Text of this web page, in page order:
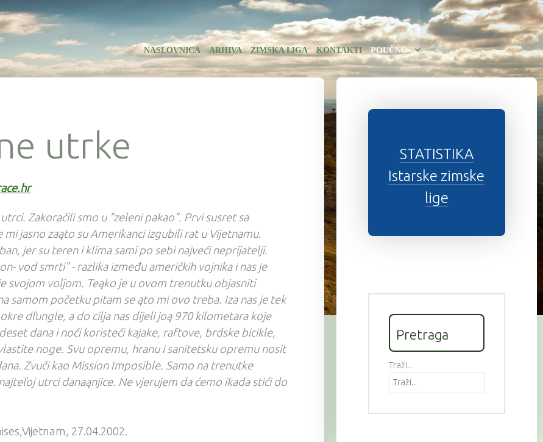
NASLOVNICA ARHIVA ZIMSKA LIGA KONTAKTI POUČNO
utrke
Zakoračili smo u "zeleni pakao". Prvi susret sa
jasno zaąto su Amerikanci izgubili rat u Vijetnamu.
jer su teren i klima sami po sebi najveći neprijatelji.
vod smrti" - razlika između američkih vojnika i nas je
svojom voljom. Teąko je u ovom trenutku objasniti
samom početku pitam se ąto mi ovo treba. Iza nas je tek
dľungle, a do cilja nas dijeli joą 970 kilometara koje
dana i noći koristeći kajake, raftove, brdske bicikle,
noge. Svu opremu, hranu i sanitetsku opremu nosit
Zvuči kao Mission Imposible. Samo na trenutke
utrci danaąnjice. Ne vjerujem da ćemo ikada stići do
27.04.2002.
STATISTIKA
Istarske zimske
lige
Pretraga
Traži...